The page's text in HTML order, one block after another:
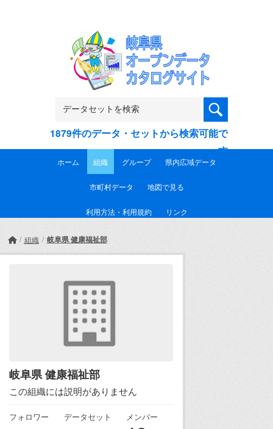
1879件のデータ・セットから検索可能で
す
ホーム 組織 グループ 県内広域データ
市町村データ 地図で見る
利用方法・利用規約 リンク
組織 岐阜県 健康福祉部
岐阜県 健康福祉部
この組織には説明がありません
フォロワー データセット メンバー